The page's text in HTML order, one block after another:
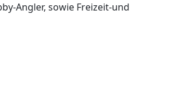
Angler, sowie Freizeit-und